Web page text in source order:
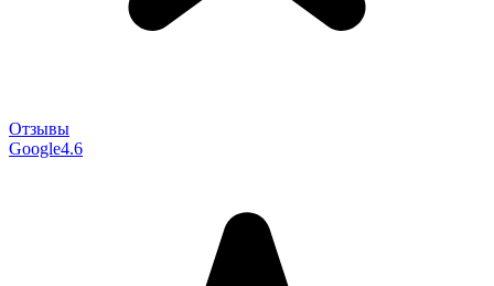
Отзывы
Google4.6